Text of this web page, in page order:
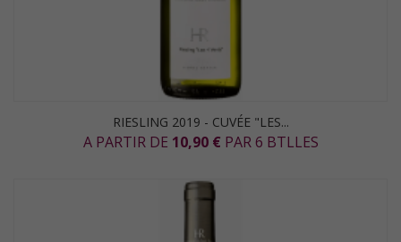
RIESLING 2019 - CUVÉE "LES...
A PARTIR DE 10,90 € PAR 6 BTLLES